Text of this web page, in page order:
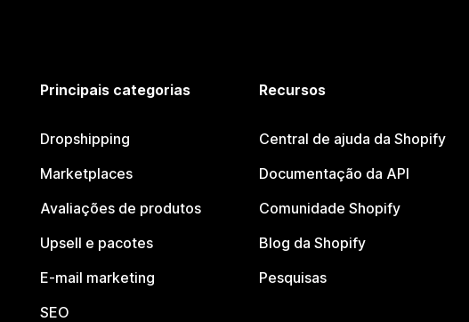
Principais categorias
Dropshipping
Marketplaces
Avaliações de produtos
Upsell e pacotes
E-mail marketing
SEO
Recursos
Central de ajuda da Shopify
Documentação da API
Comunidade Shopify
Blog da Shopify
Pesquisas